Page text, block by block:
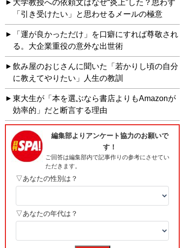
大学教授への依頼文はなぜ“炎上”した？思わず
「引き受けたい」と思わせるメールの極意
「運が良かっただけ」を口癖にすれば尊敬され
る。大企業重役の意外な出世術
飲み屋のおじさんに聞いた「若かりし頃の自分
に教えてやりたい」人生の教訓
東大生が「本を選ぶなら書店よりもAmazonが
効率的」だと断言する理由